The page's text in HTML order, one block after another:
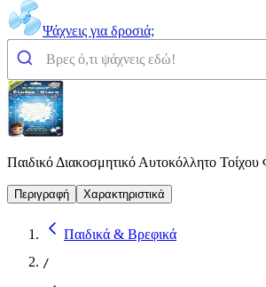
Ψάχνεις για δροσιά;
Παιδικό Διακοσμητικό Αυτοκόλλητο
Περιγραφή Χαρακτηριστικά
Παιδικά & Βρεφικά
/